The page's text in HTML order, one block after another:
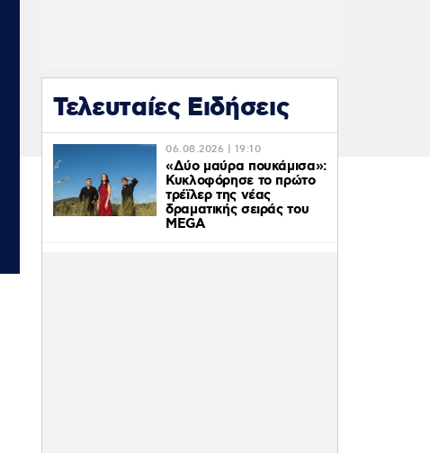
Τελευταίες Ειδήσεις
06.08.2026 | 19:10
«Δύο μαύρα πουκάμισα»:
Κυκλοφόρησε το πρώτο
τρέϊλερ της νέας
δραματικής σειράς του
MEGA